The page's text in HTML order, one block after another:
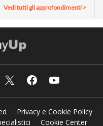
Vedi tutti gli approfondimenti >
Privacy e Cookie Policy
Cookie Center